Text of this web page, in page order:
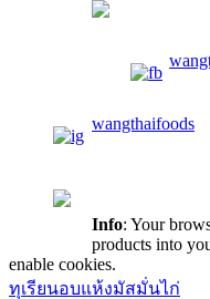
wangthaifoods
Info: Your
products into
enable cookies.
ทุเรียนอบแห้งมัสมั่นไก่